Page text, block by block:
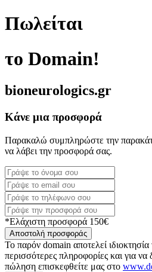
Πωλείται
το Domain!
bioneurologics.gr
Κάνε μια προσφορά
Παρακαλώ συμπληρώστε την
να λάβει την προσφορά σας.
*Ελάχιστη προσφορά 150€
Αποστολή προσφοράς
Το παρόν domain αποτελεί
περισσότερες πληροφορίες και για
πώληση επισκεφθείτε μας στο